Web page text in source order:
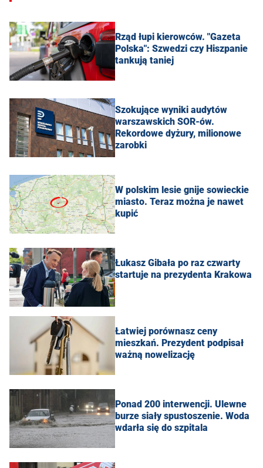
Rząd łupi kierowców. "Gazeta
Polska": Szwedzi czy Hiszpanie
tankują taniej
Szokujące wyniki audytów
warszawskich SOR-ów.
Rekordowe dyżury, milionowe
zarobki
W polskim lesie gnije sowieckie
miasto. Teraz można je nawet
kupić
Łukasz Gibała po raz czwarty
startuje na prezydenta Krakowa
Łatwiej porównasz ceny
mieszkań. Prezydent podpisał
ważną nowelizację
Ponad 200 interwencji. Ulewne
burze siały spustoszenie. Woda
wdarła się do szpitala